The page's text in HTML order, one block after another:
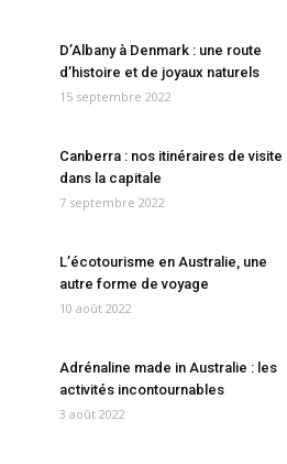
D’Albany à Denmark : une route
d’histoire et de joyaux naturels
15 septembre 2022
Canberra : nos itinéraires de visite
dans la capitale
7 septembre 2022
L’écotourisme en Australie, une
autre forme de voyage
10 août 2022
Adrénaline made in Australie : les
activités incontournables
3 août 2022